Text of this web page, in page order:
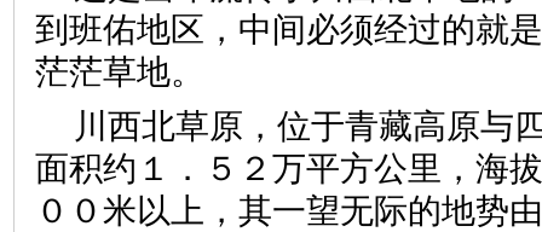
到班佑地区，中间必须经过的就
茫茫草地。
川西北草原，位于青藏高原与
面积约１．５２万平方公里，海
００米以上，其一望无际的地势